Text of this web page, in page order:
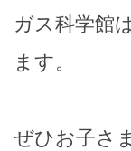
ガス科学館
ます。
ぜひお子さ